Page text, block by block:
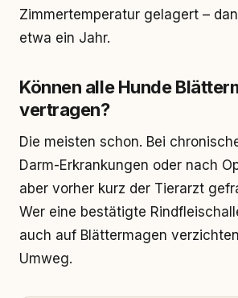
Zimmertemperatur gelagert –
etwa ein Jahr.
Können alle Hunde
vertragen?
Die meisten schon. Bei
Darm-Erkrankungen oder nach
aber vorher kurz der Tierarzt
Wer eine bestätigte
auch auf Blättermagen
Umweg.